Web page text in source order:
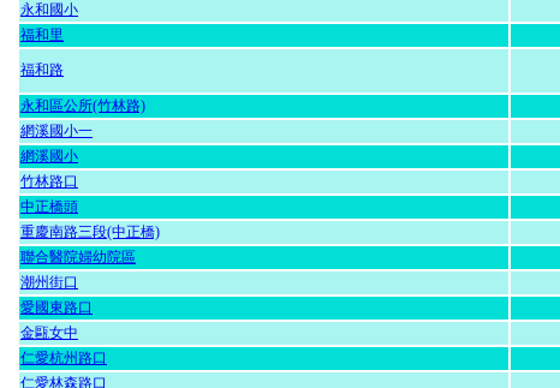
永和國小
福和里
福和路
永和區公所(竹林路)
網溪國小一
網溪國小
竹林路口
中正橋頭
重慶南路三段(中正橋)
聯合醫院婦幼院區
潮州街口
愛國東路口
金甌女中
仁愛杭州路口
仁愛林森路口